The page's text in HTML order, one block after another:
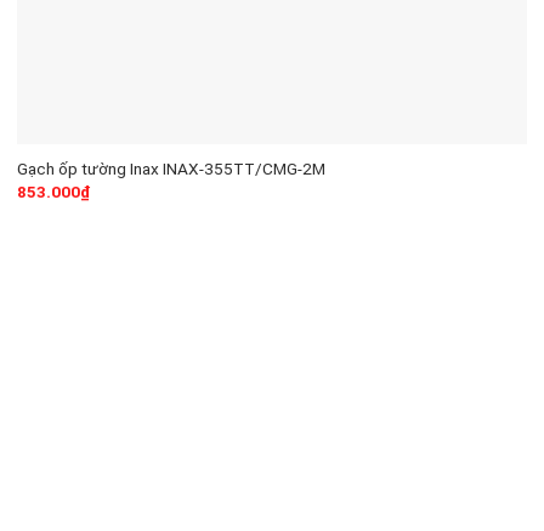
Gạch ốp tường Inax INAX-355TT/CMG-2M
853.000₫